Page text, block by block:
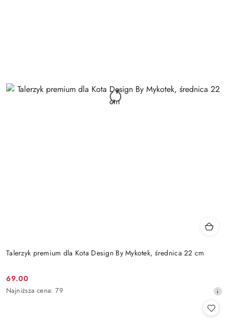
Talerzyk premium dla Kota Design By Mykotek, średnica 22 cm
Cena
promocyjna:
69.00
Najniższa
Najniższa cena: 79